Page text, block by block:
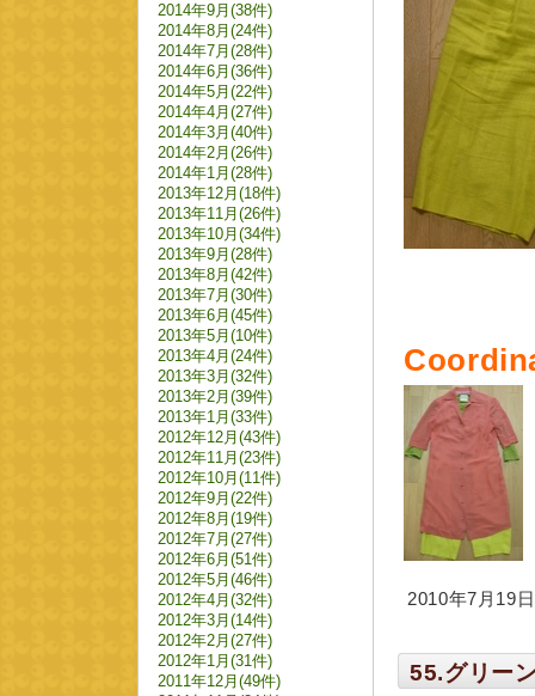
2010年7月19
55.グリー
2014年9月(38件)
2014年8月(24件)
2014年7月(28件)
2014年6月(36件)
2014年5月(22件)
2014年4月(27件)
2014年3月(40件)
2014年2月(26件)
2014年1月(28件)
2013年12月(18件)
2013年11月(26件)
2013年10月(34件)
2013年9月(28件)
2013年8月(42件)
2013年7月(30件)
2013年6月(45件)
2013年5月(10件)
2013年4月(24件)
2013年3月(32件)
2013年2月(39件)
2013年1月(33件)
2012年12月(43件)
2012年11月(23件)
2012年10月(11件)
2012年9月(22件)
2012年8月(19件)
2012年7月(27件)
2012年6月(51件)
2012年5月(46件)
2012年4月(32件)
2012年3月(14件)
2012年2月(27件)
2012年1月(31件)
2011年12月(49件)